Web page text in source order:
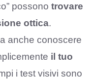
possono trovare
ottica.
anche conoscere
il tuo
i test visivi sono